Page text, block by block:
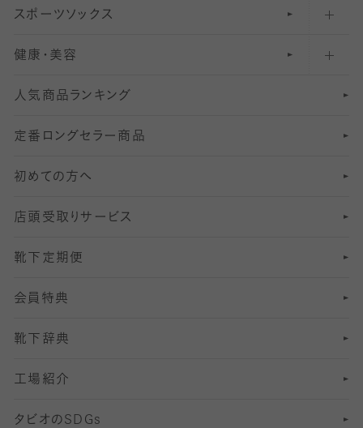
ハイソックス
オーバーニー・ニーハイソックス
81 〜110デニールタイツ
111〜210デニールタイツ
211デニールタイツ以上（防寒・厚手タイツ）
マタニティレギンス
5 分丈
6 分丈レギンス
7 分丈 レギンス
8分丈 レギンス
10分丈 レギンス
12分丈レギンス
13分丈レギンス
結婚式用ストッキング
美脚ストッキング
オールスルーストッキング
匠シリーズ
フレッシャーズ向けソックス・靴下
冠婚葬祭向けソックス・靴下
スーツカジュアルソックス・靴下
ロングホーズ
スポーツソックス
ランニングソックス・靴下
ゴルフソックス・靴下
サッカー・フットサル用ソックス
ヨガソックス・靴下
スポーツ用レッグウォーマー
SSサイズ（21～23cm）
Sサイズ（22～25cm）
Mサイズ（25～27cm）
Lサイズ（27～29cm）
健康・美容
インナーソックス
加圧・着圧ソックス
冷えとり靴下
着圧・加圧タイツ
むくみ対策
足の疲れ対策
足の臭い対策
冷え対策
靴ずれ対策
人気商品ランキング
定番ロングセラー商品
初めての方へ
店頭受取りサービス
靴下定期便
会員特典
靴下辞典
工場紹介
タビオのSDGs